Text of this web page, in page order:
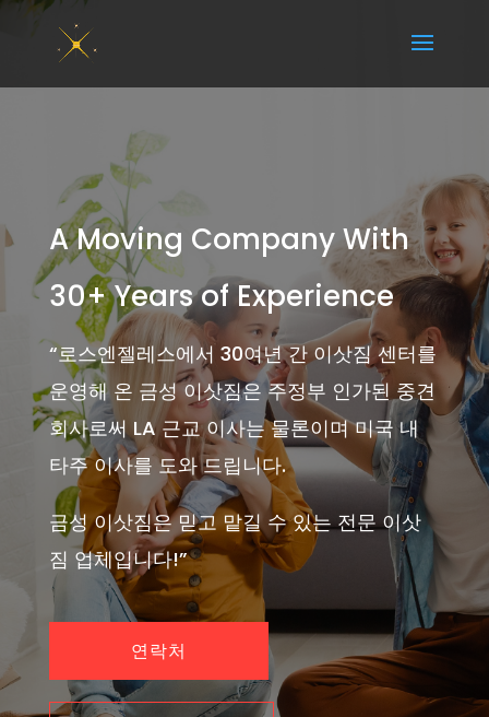
A Moving Company With
30+ Years of Experience
“로스엔젤레스에서 30여년 간 이삿짐 센터를
운영해 온 금성 이삿짐은 주정부 인가된 중견
회사로써 LA 근교 이사는 물론이며 미국 내
타주 이사를 도와 드립니다.
금성 이삿짐은 믿고 맡길 수 있는 전문 이삿
짐 업체입니다!”
연락처